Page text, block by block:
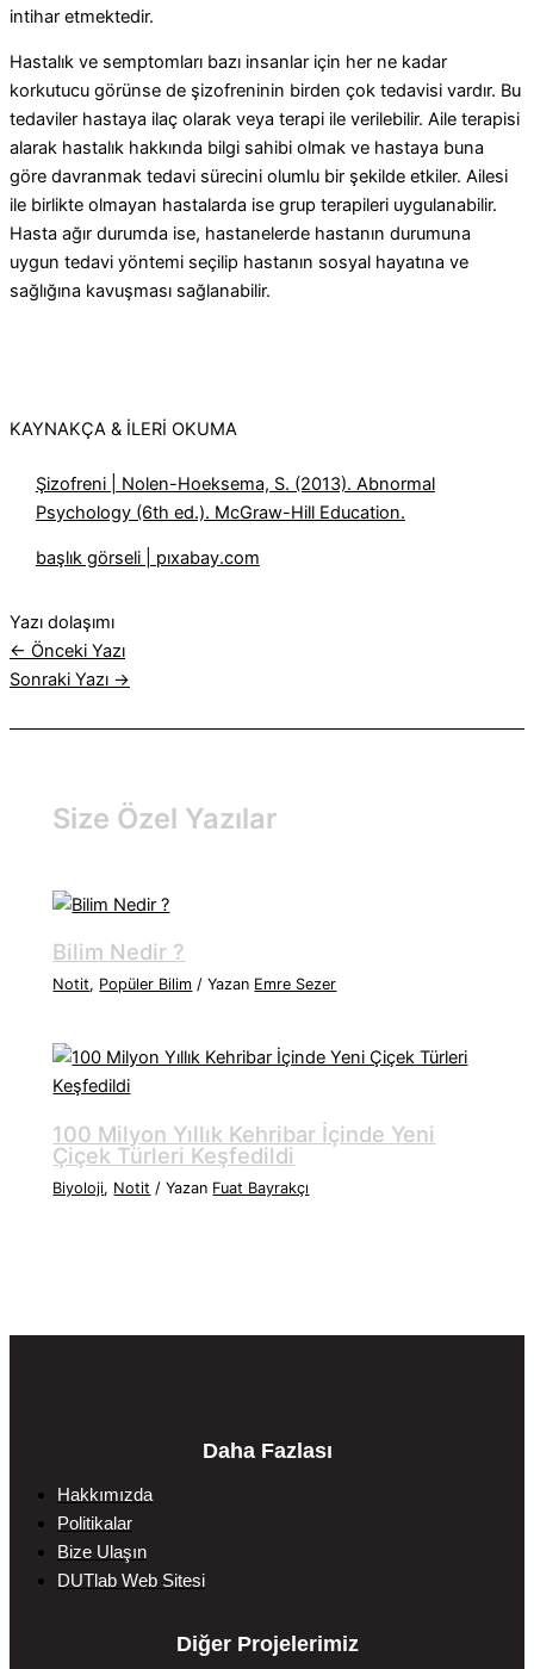
intihar etmektedir.
Hastalık ve semptomları bazı insanlar için her ne kadar
korkutucu görünse de şizofreninin birden çok tedavisi vardır. Bu
tedaviler hastaya ilaç olarak veya terapi ile verilebilir. Aile terapisi
alarak hastalık hakkında bilgi sahibi olmak ve hastaya buna
göre davranmak tedavi sürecini olumlu bir şekilde etkiler. Ailesi
ile birlikte olmayan hastalarda ise grup terapileri uygulanabilir.
Hasta ağır durumda ise, hastanelerde hastanın durumuna
uygun tedavi yöntemi seçilip hastanın sosyal hayatına ve
sağlığına kavuşması sağlanabilir.
KAYNAKÇA & İLERİ OKUMA
Şizofreni | Nolen-Hoeksema, S. (2013). Abnormal
Psychology (6th ed.). McGraw-Hill Education.
başlık görseli | pıxabay.com
Yazı dolaşımı
← Önceki Yazı
Sonraki Yazı →
Size Özel Yazılar
Bilim Nedir ?
Notit, Popüler Bilim / Yazan Emre Sezer
100 Milyon Yıllık Kehribar İçinde Yeni
Çiçek Türleri Keşfedildi
Biyoloji, Notit / Yazan Fuat Bayrakçı
Daha Fazlası
Hakkımızda
Politikalar
Bize Ulaşın
DUTlab Web Sitesi
Diğer Projelerimiz